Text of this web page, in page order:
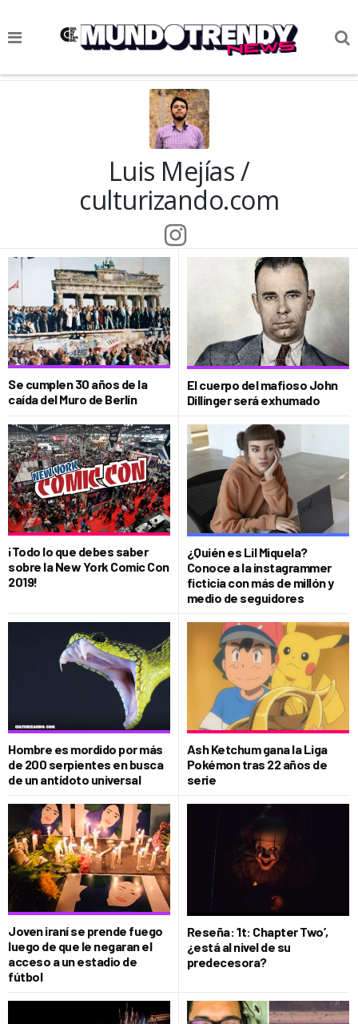
NOTICIAS
CIENCIA Y TECNOLOGÍA
Luis Mejías /
culturizando.com
Se cumplen 30 años de la
caída del Muro de Berlín
El cuerpo del mafioso John
Dillinger será exhumado
¡Todo lo que debes saber
sobre la New York Comic Con
2019!
¿Quién es Lil Miquela?
Conoce a la instagrammer
ficticia con más de millón y
medio de seguidores
Hombre es mordido por más
de 200 serpientes en busca
de un antídoto universal
Ash Ketchum gana la Liga
Pokémon tras 22 años de
serie
Joven iraní se prende fuego
luego de que le negaran el
acceso a un estadio de
fútbol
Reseña: ‘It: Chapter Two’,
¿está al nivel de su
predecesora?